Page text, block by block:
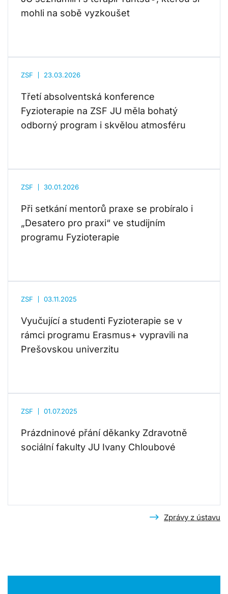
mohli na sobě vyzkoušet
ZSF 23.03.2026
Třetí absolventská konference
Fyzioterapie na ZSF JU měla bohatý
odborný program i skvělou atmosféru
ZSF 30.01.2026
Při setkání mentorů praxe se probíralo i
„Desatero pro praxi“ ve studijním
programu Fyzioterapie
ZSF 03.11.2025
Vyučující a studenti Fyzioterapie se v
rámci programu Erasmus+ vypravili na
Prešovskou univerzitu
ZSF 01.07.2025
Prázdninové přání děkanky Zdravotně
sociální fakulty JU Ivany Chloubové
Zprávy z ústavu